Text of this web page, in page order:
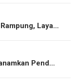
Laya…
Pend…